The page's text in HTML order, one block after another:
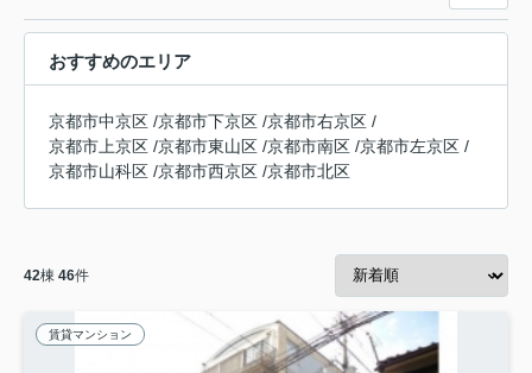
おすすめのエリア
京都市中京区 /京都市下京区 /京都市右京区 /
京都市上京区 /京都市東山区 /京都市南区 /京都市左京区 /
京都市山科区 /京都市西京区 /京都市北区
42棟 46件
賃貸マンション